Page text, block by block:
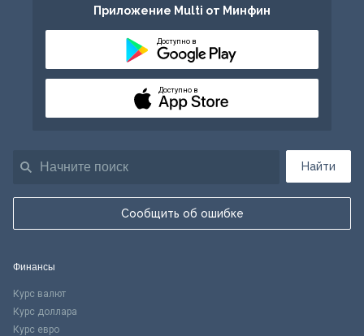
Найти
Сообщить об ошибке
Приложение Multi от Минфин
Доступно в
Доступно в
Финансы
Курс валют
Курс доллара
Курс евро